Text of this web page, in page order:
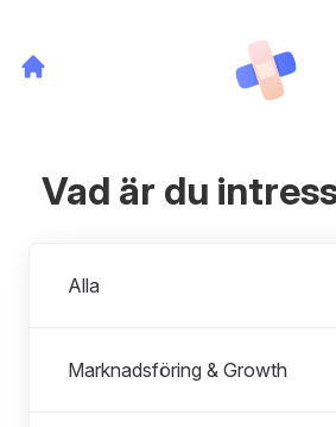
Vad är du
Alla
Marknadsföring & Growth